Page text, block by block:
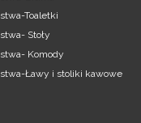
Toaletki
Stoły
Komody
Ławy i stoliki kawowe